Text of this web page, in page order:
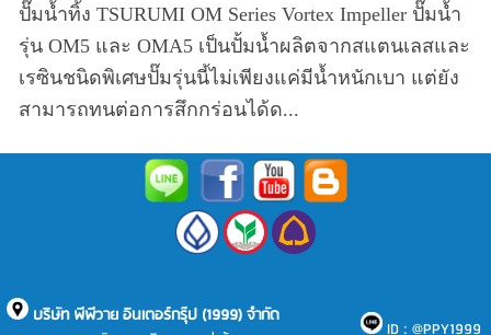
ปั๊มน้ำทิ้ง TSURUMI OM Series Vortex Impeller ปั๊มน้ำ
รุ่น OM5 และ OMA5 เป็นปั้มน้ำผลิตจากสแตนเลสและ
เรซินชนิดพิเศษปั๊มรุ่นนี้ไม่เพียงแค่มีน้ำหนักเบา แต่ยัง
สามารถทนต่อการสึกกร่อนได้ด...
บริษัท พีพีวาย อินเตอร์กรุ๊ป (1999) จำกัด